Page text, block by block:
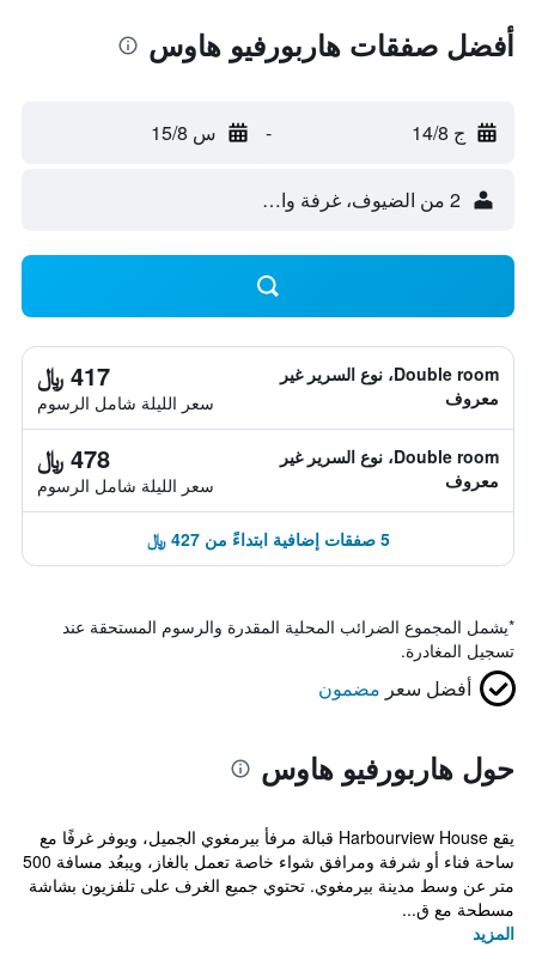
أفضل صفقات هاربورفيو هاوس
ج 14/8 - س 15/8
2 من الضيوف، غرفة واحدة
Double room، نوع السرير غير
معروف
417 ﷼
سعر الليلة شامل الرسوم
Double room، نوع السرير غير
معروف
478 ﷼
سعر الليلة شامل الرسوم
5 صفقات إضافية ابتداءً من 427 ﷼
*يشمل المجموع الضرائب المحلية المقدرة والرسوم المستحقة عند
تسجيل المغادرة.
أفضل سعر مضمون
حول هاربورفيو هاوس
يقع Harbourview House قبالة مرفأ بيرمغوي الجميل، ويوفر غرفًا مع
ساحة فناء أو شرفة ومرافق شواء خاصة تعمل بالغاز، ويبعُد مسافة 500
متر عن وسط مدينة بيرمغوي. تحتوي جميع الغرف على تلفزيون بشاشة
مسطحة مع ق...
المزيد